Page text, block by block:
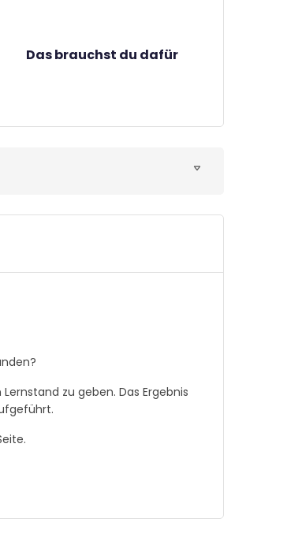
Das brauchst du dafür
zu geben. Das Ergebnis